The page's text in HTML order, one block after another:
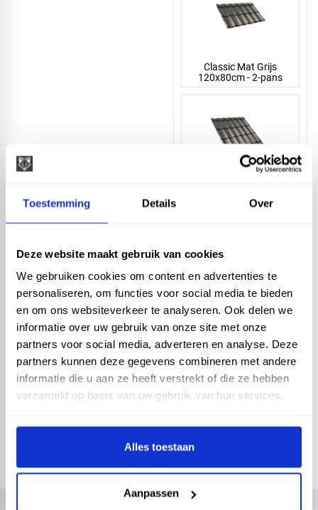
Toestemming Details Over
Deze website maakt gebruik van cookies
We gebruiken cookies om content en advertenties te
personaliseren, om functies voor social media te bieden
en om ons websiteverkeer te analyseren. Ook delen we
informatie over uw gebruik van onze site met onze
partners voor social media, adverteren en analyse. Deze
partners kunnen deze gegevens combineren met andere
informatie die u aan ze heeft verstrekt of die ze hebben
verzameld op basis van uw gebruik van hun services.
Alles toestaan
Aanpassen
Classic Mat Grijs
120x80cm - 2-pans
120x150cm - 4-pans
Classic Mat Grijs
120x185cm - 5-pans
check_circleKlanten geven Vos Products een9,0/10na2663
check_circle2-5dagen levertijd